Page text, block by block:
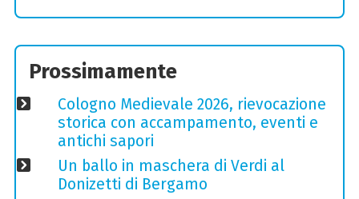
Prossimamente
Cologno Medievale 2026, rievocazione
storica con accampamento, eventi e
antichi sapori
Un ballo in maschera di Verdi al
Donizetti di Bergamo